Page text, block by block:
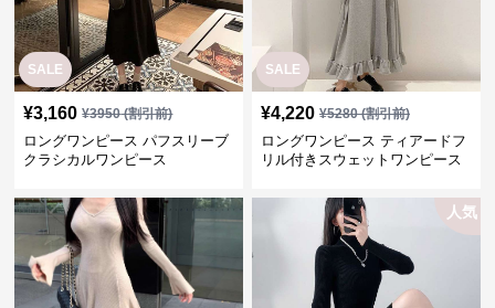
SALE
3,460 ¥ 4330(割引前)
ロングワンピース シンプル細リ
ブマーメイドワンピース
SALE
¥5000(割引前)
ロングワンピース リブニットス
リムタートルワンピース